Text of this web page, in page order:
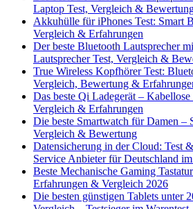
Laptop Test, Vergleich &
Akkuhülle für iPhones Test: Smart
Vergleich & Erfahrungen
Der beste Bluetooth Lautsprecher
Lautsprecher Test, Vergleich &
True Wireless Kopfhörer Test:
Vergleich, Bewertung &
Das beste Qi Ladegerät –
Vergleich & Erfahrungen
Die beste Smartwatch für Damen –
Vergleich & Bewertung
Datensicherung in der Cloud: Test
Service Anbieter für Deutschland
Beste Mechanische Gaming
Erfahrungen & Vergleich 2026
Die besten günstigen Tablets unter